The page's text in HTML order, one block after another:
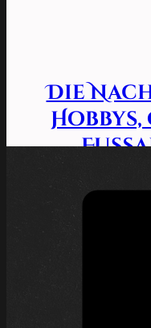
Die